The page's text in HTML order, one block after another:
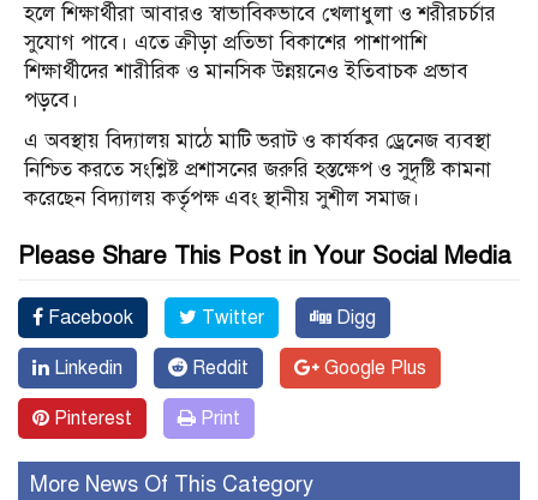
হলে শিক্ষার্থীরা আবারও স্বাভাবিকভাবে খেলাধুলা ও শরীরচর্চার
সুযোগ পাবে। এতে ক্রীড়া প্রতিভা বিকাশের পাশাপাশি
শিক্ষার্থীদের শারীরিক ও মানসিক উন্নয়নেও ইতিবাচক প্রভাব
পড়বে।
এ অবস্থায় বিদ্যালয় মাঠে মাটি ভরাট ও কার্যকর ড্রেনেজ ব্যবস্থা
নিশ্চিত করতে সংশ্লিষ্ট প্রশাসনের জরুরি হস্তক্ষেপ ও সুদৃষ্টি কামনা
করেছেন বিদ্যালয় কর্তৃপক্ষ এবং স্থানীয় সুশীল সমাজ।
Please Share This Post in Your Social Media
Facebook Twitter Digg
Linkedin Reddit Google Plus
Pinterest Print
More News Of This Category